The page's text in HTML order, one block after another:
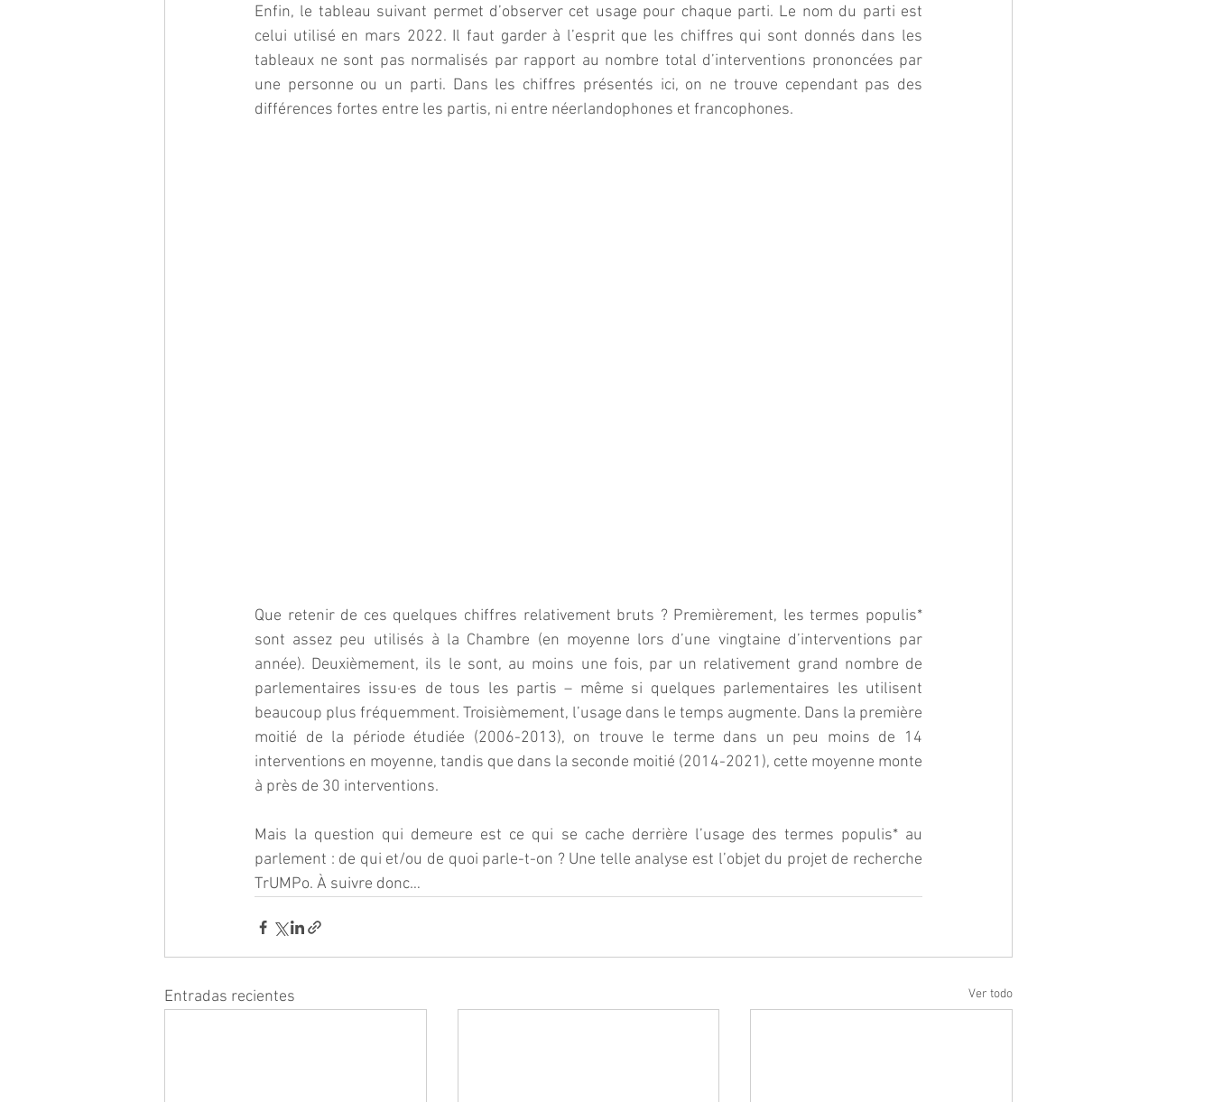
Enfin, le tableau suivant permet d’observer cet usage pour chaque parti. Le nom du parti est
celui utilisé en mars 2022. Il faut garder à l’esprit que les chiffres qui sont donnés dans les
tableaux ne sont pas normalisés par rapport au nombre total d’interventions prononcées par
une personne ou un parti. Dans les chiffres présentés ici, on ne trouve cependant pas des
différences fortes entre les partis, ni entre néerlandophones et francophones.
Que retenir de ces quelques chiffres relativement bruts ? Premièrement, les termes populis*
sont assez peu utilisés à la Chambre (en moyenne lors d’une vingtaine d’interventions par
année). Deuxièmement, ils le sont, au moins une fois, par un relativement grand nombre de
parlementaires issu·es de tous les partis – même si quelques parlementaires les utilisent
beaucoup plus fréquemment. Troisièmement, l’usage dans le temps augmente. Dans la première
moitié de la période étudiée (2006-2013), on trouve le terme dans un peu moins de 14
interventions en moyenne, tandis que dans la seconde moitié (2014-2021), cette moyenne monte
à près de 30 interventions.
Mais la question qui demeure est ce qui se cache derrière l’usage des termes populis* au
parlement : de qui et/ou de quoi parle-t-on ? Une telle analyse est l’objet du projet de recherche
TrUMPo. À suivre donc…
Entradas recientes Ver todo